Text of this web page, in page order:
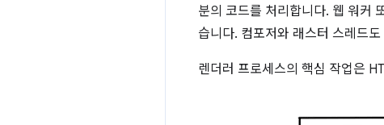
분의 코드를 처리합니다. 웹 워커
습니다. 컴포저와 래스터 스레드
렌더러 프로세스의 핵심 작업은